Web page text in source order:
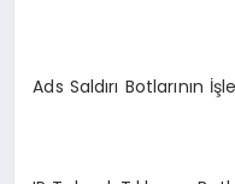
Ads Saldırı Botlarının